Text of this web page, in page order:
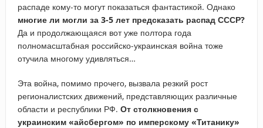
распаде кому-то могут показаться фантастикой. Однако
многие ли могли за 3-5 лет предсказать распад СССР?
Да и продолжающаяся вот уже полтора года
полномасштабная российско-украинская война тоже
отучила многому удивляться…
Эта война, помимо прочего, вызвала резкий рост
регионалистских движений, представляющих различные
области и республики РФ. От столкновения с
украинским «айсбергом» по имперскому «Титанику»